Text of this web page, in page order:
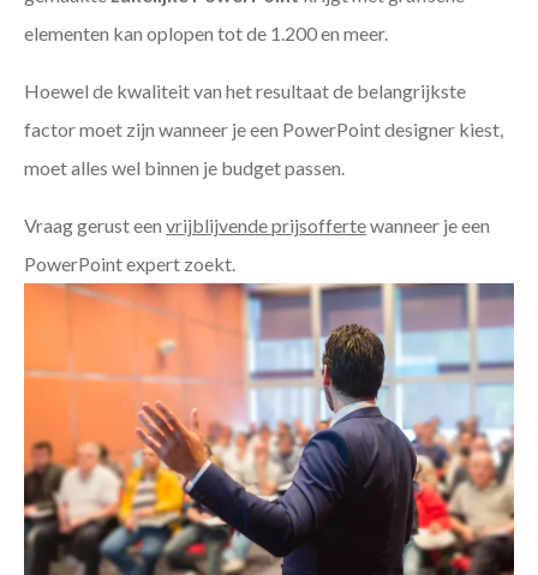
elementen kan oplopen tot de 1.200 en meer.
Hoewel de kwaliteit van het resultaat de belangrijkste
factor moet zijn wanneer je een PowerPoint designer kiest,
moet alles wel binnen je budget passen.
Vraag gerust een vrijblijvende prijsoffertewanneer je een
PowerPoint expert zoekt.